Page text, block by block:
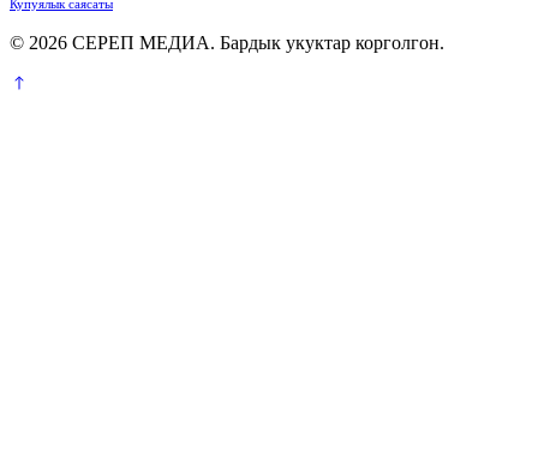
Купуялык саясаты
© 2026 СЕРЕП МЕДИА. Бардык укуктар корголгон.